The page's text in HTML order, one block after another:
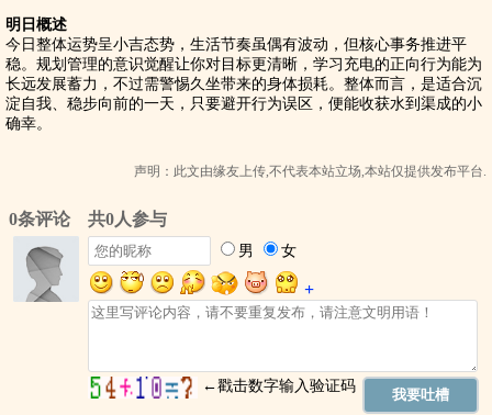
明日概述
今日整体运势呈小吉态势，生活节奏虽偶有波动，但核心事务推进平
稳。规划管理的意识觉醒让你对目标更清晰，学习充电的正向行为能为
长远发展蓄力，不过需警惕久坐带来的身体损耗。整体而言，是适合沉
淀自我、稳步向前的一天，只要避开行为误区，便能收获水到渠成的小
确幸。
声明：此文由缘友上传,不代表本站立场,本站仅提供发布平台.